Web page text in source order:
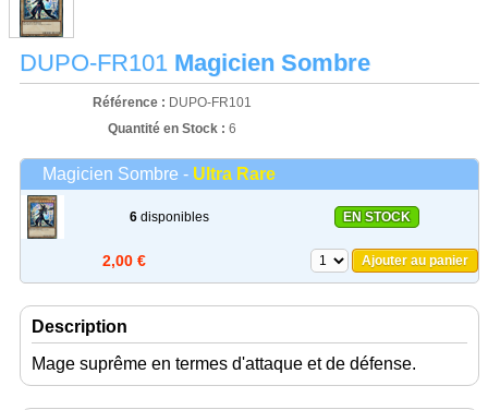
DUPO-FR101 Magicien Sombre
Référence : DUPO-FR101
Quantité en Stock : 6
Magicien Sombre - Ultra Rare
6 disponibles EN STOCK
2,00 € Ajouter au panier
Description
Mage suprême en termes d'attaque et de défense.